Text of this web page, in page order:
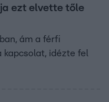
ezt elvette tőle
ám a férfi
idézte fel